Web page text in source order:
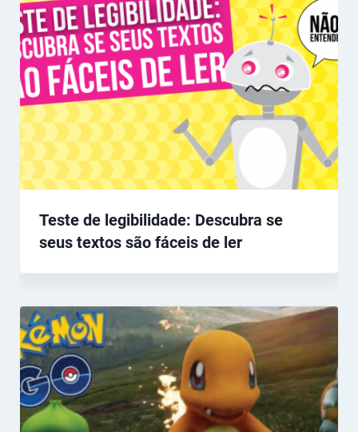
Teste de legibilidade: Descubra se
seus textos são fáceis de ler